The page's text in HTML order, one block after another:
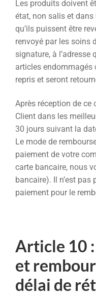
Les produits doivent
état, non salis et dans
qu’ils puissent être
renvoyé par les soins
signature, à
articles endommagés
repris et seront
Après réception de ce
Client dans les
30 jours suivant la
Le mode de
paiement de votre
carte bancaire, nous
bancaire). Il n’est
paiement pour le
Article 10
et
délai de